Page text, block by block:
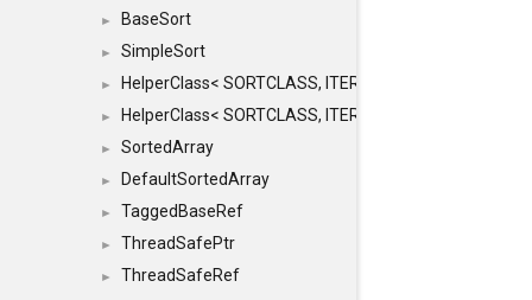
► BaseSort
► SimpleSort
► HelperClass< SORTCLASS, ITERATOR, CONTENT,
► HelperClass< SORTCLASS, ITERATOR, CONTENT,
► SortedArray
► DefaultSortedArray
► TaggedBaseRef
► ThreadSafePtr
►
ThreadSafeRef